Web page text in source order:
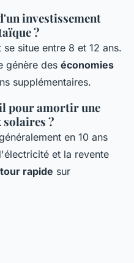
investissement
?
situe entre 8 et 12 ans.
génère des économies
supplémentaires.
pour amortir une
?
en 10 ans
et la revente
rapide sur